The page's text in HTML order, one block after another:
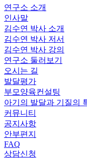
연구소 소개
인사말
김수연 박사 소개
김수연 박사 저서
김수연 박사 강의
연구소 둘러보기
오시는 길
발달평가
부모양육컨설팅
아기의 발달과 기질의
커뮤니티
공지사항
안부편지
FAQ
상담신청